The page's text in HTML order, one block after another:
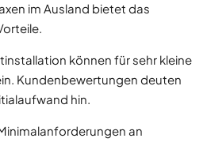
im Ausland bietet das
können für sehr kleine
Kundenbewertungen deuten
hin.
an